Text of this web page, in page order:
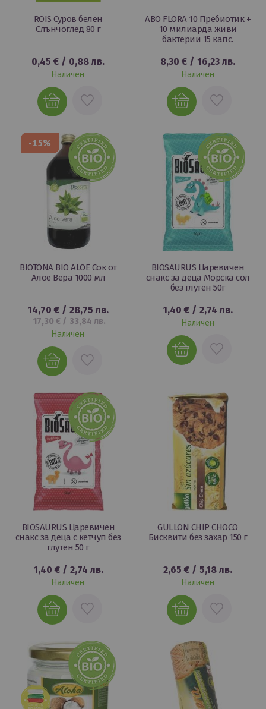
ROIS Суров белен
Слънчоглед 80 г
0,45 € / 0,88 лв.
Наличен
ДОБАВИ
ЛЮБИМИ
ABO FLORA 10 Пребиотик +
10 милиарда живи
бактерии 15 капс.
8,30 € / 16,23 лв.
Наличен
ДОБАВИ
ЛЮБИМИ
-15%
BIOTONA BIO ALOE Сок от
Алое Вера 1000 мл
14,70 € / 28,75 лв.
17,30 €/ 33,84 лв.
Наличен
ДОБАВИ
ЛЮБИМИ
BIOSAURUS Царевичен
снакс за деца Mорска сол
без глутен 50г
1,40 € / 2,74 лв.
Наличен
ДОБАВИ
BIOSAURUS Царевичен
снакс за деца с кетчуп без
глутен 50 г
1,40 €/ 2,74 лв.
Наличен
ДОБАВИ
ЛЮБИМИ
GULLON CHIP CHOCO
Бисквити без захар 150 г
2,65 € / 5,18 лв.
Наличен
ДОБАВИ